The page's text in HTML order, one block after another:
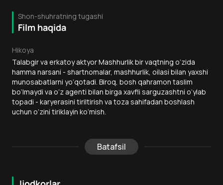
Shon-shuhratning tugashi
Film haqida
Hikoya
Talabgir va erkatoy aktyor Mashhurlik bir vaqtning o‘zida
hamma narsani - shartnomalar, mashhurlik, oilasi bilan yaxshi
munosabatlarni yo‘qotadi. Biroq, bosh qahramon taslim
bo‘lmaydi va o‘z agenti bilan birga xavfli sarguzashtni o‘ylab
topadi - karyerasini tiriltirish va toza sahifadan boshlash
uchun o‘zini tiriklayin ko‘mish.
Batafsil